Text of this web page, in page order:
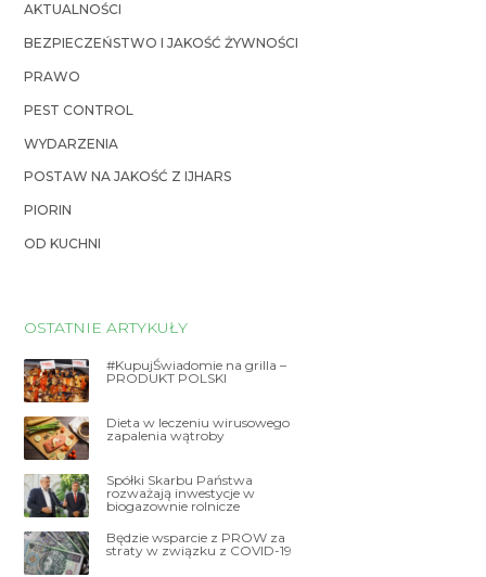
AKTUALNOŚCI
BEZPIECZEŃSTWO I JAKOŚĆ ŻYWNOŚCI
PRAWO
PEST CONTROL
WYDARZENIA
POSTAW NA JAKOŚĆ Z IJHARS
PIORIN
OD KUCHNI
OSTATNIE ARTYKUŁY
#KupujŚwiadomie na grilla –
PRODUKT POLSKI
Dieta w leczeniu wirusowego
zapalenia wątroby
Spółki Skarbu Państwa
rozważają inwestycje w
biogazownie rolnicze
Będzie wsparcie z PROW za
straty w związku z COVID-19